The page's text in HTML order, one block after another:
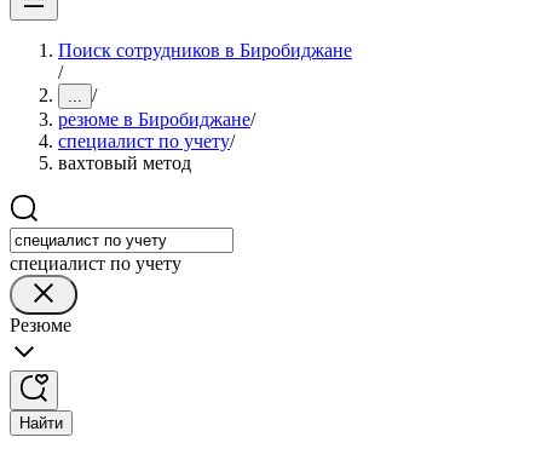
Поиск сотрудников в Биробиджане
/
... /
резюме в Биробиджане/
специалист по учету/
вахтовый метод
специалист по учету
Резюме
Найти